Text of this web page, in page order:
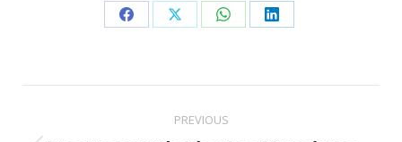
Share
Facebook
Share
X
Share
WhatsApp
Share
LinkedIn
navigation
PREVIOUS